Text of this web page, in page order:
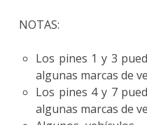
NOTAS:
Los pines 1 y 3
algunas marcas de
Los pines 4 y 7
algunas marcas de